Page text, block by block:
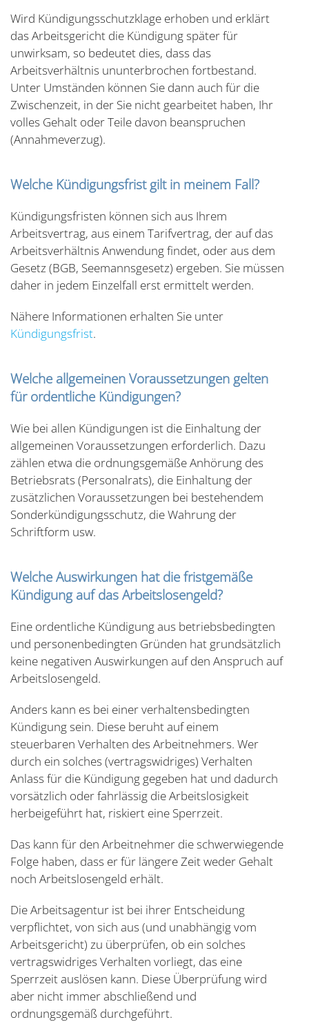
Wird Kündigungsschutzklage erhoben und erklärt
das Arbeitsgericht die Kündigung später für
unwirksam, so bedeutet dies, dass das
Arbeitsverhältnis ununterbrochen fortbestand.
Unter Umständen können Sie dann auch für die
Zwischenzeit, in der Sie nicht gearbeitet haben, Ihr
volles Gehalt oder Teile davon beanspruchen
(Annahmeverzug).
Welche Kündigungsfrist gilt in meinem Fall?
Kündigungsfristen können sich aus Ihrem
Arbeitsvertrag, aus einem Tarifvertrag, der auf das
Arbeitsverhältnis Anwendung findet, oder aus dem
Gesetz (BGB, Seemannsgesetz) ergeben. Sie müssen
daher in jedem Einzelfall erst ermittelt werden.
Nähere Informationen erhalten Sie unter
Kündigungsfrist.
Welche allgemeinen Voraussetzungen gelten
für ordentliche Kündigungen?
Wie bei allen Kündigungen ist die Einhaltung der
allgemeinen Voraussetzungen erforderlich. Dazu
zählen etwa die ordnungsgemäße Anhörung des
Betriebsrats (Personalrats), die Einhaltung der
zusätzlichen Voraussetzungen bei bestehendem
Sonderkündigungsschutz, die Wahrung der
Schriftform usw.
Welche Auswirkungen hat die fristgemäße
Kündigung auf das Arbeitslosengeld?
Eine ordentliche Kündigung aus betriebsbedingten
und personenbedingten Gründen hat grundsätzlich
keine negativen Auswirkungen auf den Anspruch auf
Arbeitslosengeld.
Anders kann es bei einer verhaltensbedingten
Kündigung sein. Diese beruht auf einem
steuerbaren Verhalten des Arbeitnehmers. Wer
durch ein solches (vertragswidriges) Verhalten
Anlass für die Kündigung gegeben hat und dadurch
vorsätzlich oder fahrlässig die Arbeitslosigkeit
herbeigeführt hat, riskiert eine Sperrzeit.
Das kann für den Arbeitnehmer die schwerwiegende
Folge haben, dass er für längere Zeit weder Gehalt
noch Arbeitslosengeld erhält.
Die Arbeitsagentur ist bei ihrer Entscheidung
verpflichtet, von sich aus (und unabhängig vom
Arbeitsgericht) zu überprüfen, ob ein solches
vertragswidriges Verhalten vorliegt, das eine
Sperrzeit auslösen kann. Diese Überprüfung wird
aber nicht immer abschließend und
ordnungsgemäß durchgeführt.